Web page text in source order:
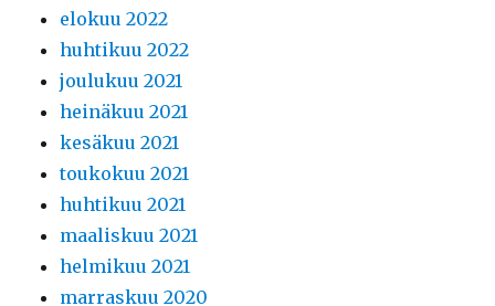
elokuu 2022
huhtikuu 2022
joulukuu 2021
heinäkuu 2021
kesäkuu 2021
toukokuu 2021
huhtikuu 2021
maaliskuu 2021
helmikuu 2021
marraskuu 2020